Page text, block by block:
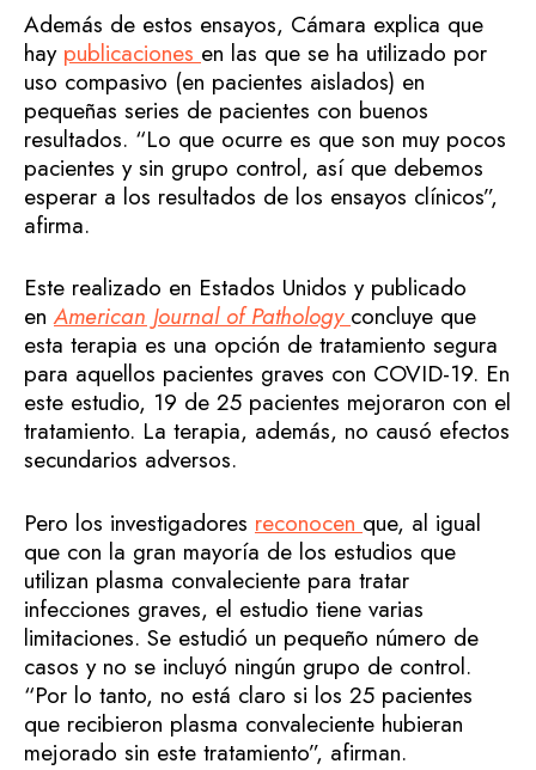
Además de estos ensayos, Cámara explica que
hay publicaciones en las que se ha utilizado por
uso compasivo (en pacientes aislados) en
pequeñas series de pacientes con buenos
resultados. “Lo que ocurre es que son muy pocos
pacientes y sin grupo control, así que debemos
esperar a los resultados de los ensayos clínicos”,
afirma.
Este realizado en Estados Unidos y publicado
enAmerican Journal of Pathology concluye que
esta terapia es una opción de tratamiento segura
para aquellos pacientes graves con COVID-19. En
este estudio, 19 de 25 pacientes mejoraron con el
tratamiento. La terapia, además, no causó efectos
secundarios adversos.
Pero los investigadores reconocen que, al igual
que con la gran mayoría de los estudios que
utilizan plasma convaleciente para tratar
infecciones graves, el estudio tiene varias
limitaciones. Se estudió un pequeño número de
casos y no se incluyó ningún grupo de control.
“Por lo tanto, no está claro si los 25 pacientes
que recibieron plasma convaleciente hubieran
mejorado sin este tratamiento”, afirman.